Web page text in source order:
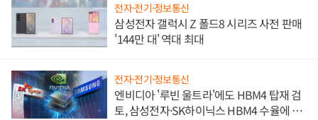
전자·전기·정보통신
삼성전자 갤럭시 Z 폴드8 시리즈 사전 판매
'144만 대' 역대 최대
전자·전기·정보통신
엔비디아 '루빈 울트라'에도 HBM4 탑재 검
토, 삼성전자·SK하이닉스 HBM4 수율에 주